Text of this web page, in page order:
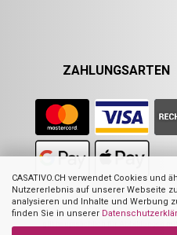
CASATIVO.CH verwendet Cookies
Nutzererlebnis auf unserer Webseite
analysieren und Inhalte und Werbung
finden Sie in unserer
ZAHLUNGSARTEN
Nicht alle Abbildungen im Online-
dar. Sie dienen zur Visualisierung der